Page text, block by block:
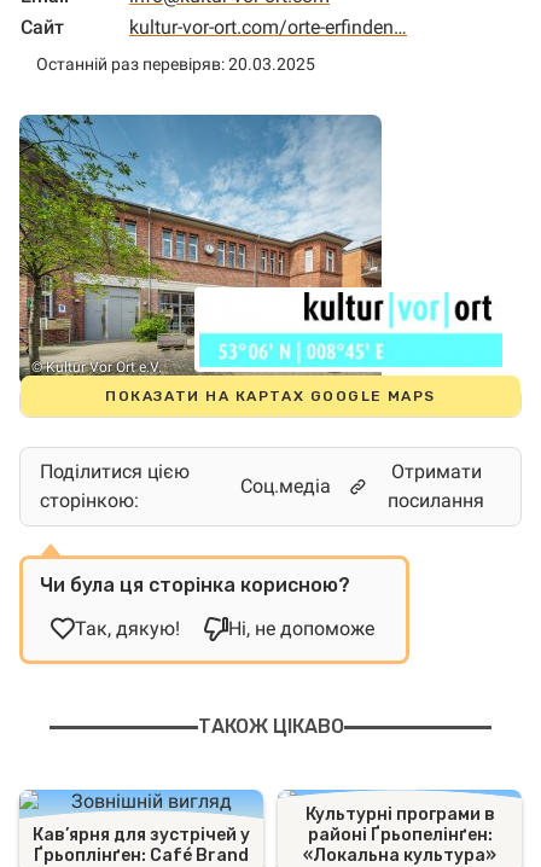
Сайт
kultur-vor-ort.com/orte-erfinden…
Останній раз перевіряв: 20.03.2025
© Kultur Vor Ort e.V.
ПОКАЗАТИ НА КАРТАХ GOOGLE MAPS
Поділитися цією
сторінкою:
Соц.медіа
Отримати
посилання
Чи була ця сторінка корисною?
Так, дякую!
Ні, не допоможе
ТАКОЖ ЦІКАВО
Кав’ярня для зустрічей у
Ґрьоплінґен: Café Brand
Культурні програми в
районі Ґрьопелінґен:
«Локальна культура»